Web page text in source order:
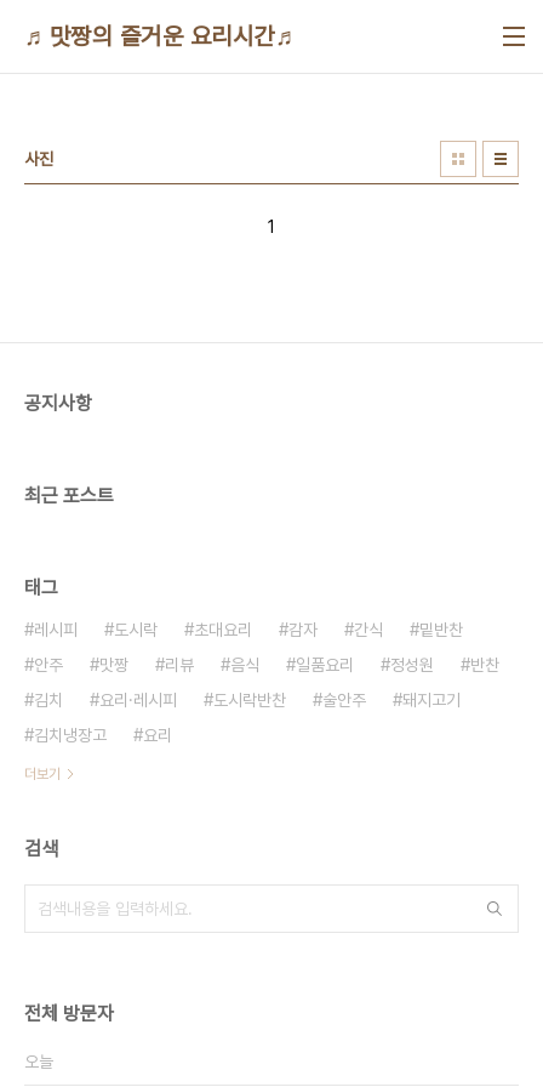
♬맛짱의 즐거운 요리시간♬
사진
1
공지사항
최근 포스트
태그
레시피 도시락 초대요리 감자 간식
밑반찬
안주
맛짱 리뷰 음식 일품요리 정성원
반찬
김치
요리·레시피 도시락반찬 술안주
돼지고기
김치냉장고
요리
더보기
검색
전체 방문자
오늘